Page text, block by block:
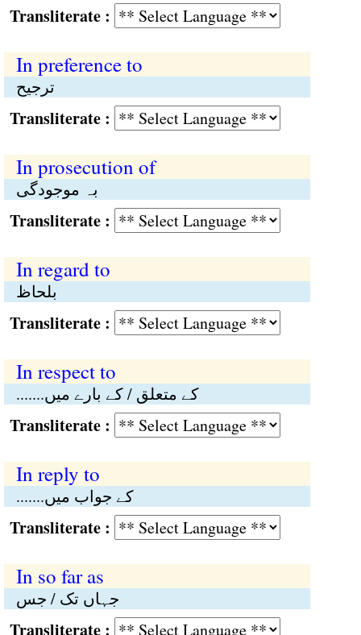
:
In preference to
ترجیح
:
In prosecution of
بہ موجودگی
:
In regard to
بلحاظ
:
In respect to
.......کے متعلق / کے بارے میں
:
In reply to
.......کے جواب میں
:
In so far as
جہاں تک / جس
: